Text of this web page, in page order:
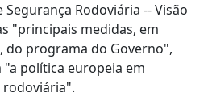
Rodoviária -- Visão
"principais medidas, em
do programa do Governo",
política europeia em
rodoviária".